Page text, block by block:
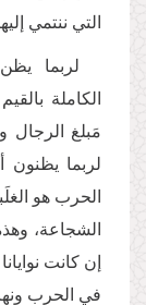
التي ننتمي
لربما
الكاملة
مَبلغ الرجال
لربما
الحرب هو
الشجاعة،
إن كانت
في الحرب